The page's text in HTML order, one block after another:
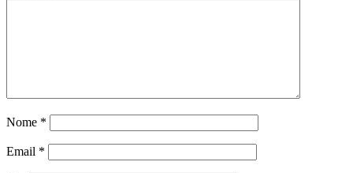
Nome *
Email *